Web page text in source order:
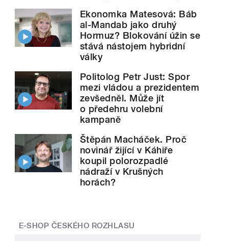
Ekonomka Matesová: Báb
al-Mandab jako druhý
Hormuz? Blokování úžin se
stává nástojem hybridní
války
Politolog Petr Just: Spor
mezi vládou a prezidentem
zevšedněl. Může jít
o předehru volební
kampaně
Štěpán Macháček. Proč
novinář žijící v Káhiře
koupil polorozpadlé
nádraží v Krušných
horách?
E-SHOP ČESKÉHO ROZHLASU